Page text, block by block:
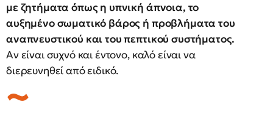
με ζητήματα όπως η υπνική άπνοια, το
αυξημένο σωματικό βάρος ή προβλήματα του
αναπνευστικού και του πεπτικού συστήματος.
Αν είναι συχνό και έντονο, καλό είναι να
διερευνηθεί από ειδικό.